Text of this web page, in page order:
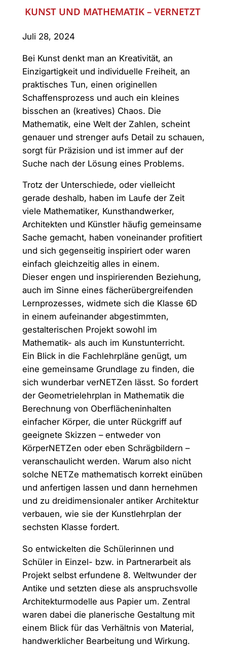
KUNST UND MATHEMATIK – VERNETZT
Juli 28, 2024
Bei Kunst denkt man an Kreativität, an
Einzigartigkeit und individuelle Freiheit, an
praktisches Tun, einen originellen
Schaffensprozess und auch ein kleines
bisschen an (kreatives) Chaos. Die
Mathematik, eine Welt der Zahlen, scheint
genauer und strenger aufs Detail zu schauen,
sorgt für Präzision und ist immer auf der
Suche nach der Lösung eines Problems.
Trotz der Unterschiede, oder vielleicht
gerade deshalb, haben im Laufe der Zeit
viele Mathematiker, Kunsthandwerker,
Architekten und Künstler häufig gemeinsame
Sache gemacht, haben voneinander profitiert
und sich gegenseitig inspiriert oder waren
einfach gleichzeitig alles in einem.
Dieser engen und inspirierenden Beziehung,
auch im Sinne eines fächerübergreifenden
Lernprozesses, widmete sich die Klasse 6D
in einem aufeinander abgestimmten,
gestalterischen Projekt sowohl im
Mathematik- als auch im Kunstunterricht.
Ein Blick in die Fachlehrpläne genügt, um
eine gemeinsame Grundlage zu finden, die
sich wunderbar verNETZen lässt. So fordert
der Geometrielehrplan in Mathematik die
Berechnung von Oberflächeninhalten
einfacher Körper, die unter Rückgriff auf
geeignete Skizzen – entweder von
KörperNETZen oder eben Schrägbildern –
veranschaulicht werden. Warum also nicht
solche NETZe mathematisch korrekt einüben
und anfertigen lassen und dann hernehmen
und zu dreidimensionaler antiker Architektur
verbauen, wie sie der Kunstlehrplan der
sechsten Klasse fordert.
So entwickelten die Schülerinnen und
Schüler in Einzel- bzw. in Partnerarbeit als
Projekt selbst erfundene 8. Weltwunder der
Antike und setzten diese als anspruchsvolle
Architekturmodelle aus Papier um. Zentral
waren dabei die planerische Gestaltung mit
einem Blick für das Verhältnis von Material,
handwerklicher Bearbeitung und Wirkung.